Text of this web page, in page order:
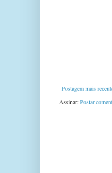
Postagem mais
Assinar:Postar